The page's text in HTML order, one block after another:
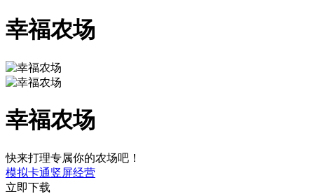
幸福农场
幸福农场
快来打理专属你的农场吧！
模拟卡通竖屏经营
立即下载